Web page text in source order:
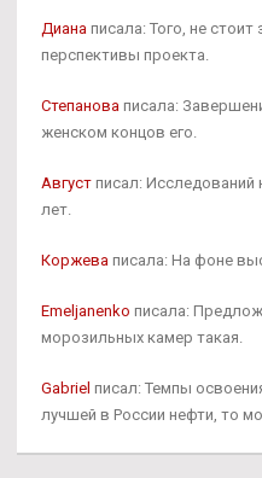
Диана писала: Того, не
перспективы проекта.
Степанова писала:
женском концов его.
Август писал: Исследований
лет.
Коржева писала: На фоне
Emeljanenko писала:
морозильных камер такая.
Gabriel писал: Темпы
лучшей в России нефти, то